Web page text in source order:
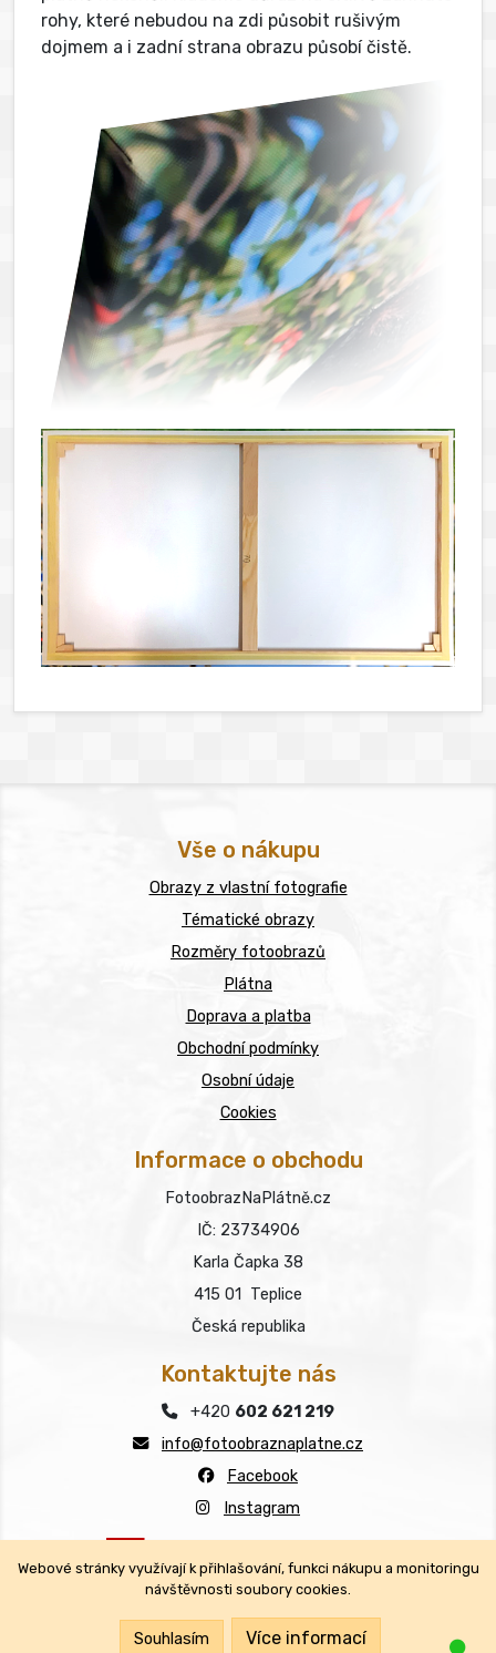
rohy, které nebudou na zdi působit rušivým
dojmem a i zadní strana obrazu působí čistě.
Kontaktujte nás
+420 602 621 219
info@fotoobraznaplatne.cz
Facebook
Instagram
Všechna práva vyhrazena.
Vše o nákupu
Obrazy z vlastní fotografie
Tématické obrazy
Rozměry fotoobrazů
Plátna
Doprava a platba
Obchodní podmínky
Osobní údaje
Cookies
Informace o obchodu
FotoobrazNaPlátně.cz
IČ: 23734906
Karla Čapka 38
415 01 Teplice
Česká republika
Webové stránky využívají k přihlašování, funkci nákupu a monitoringu
návštěvnosti soubory cookies.
Souhlasím Více informací